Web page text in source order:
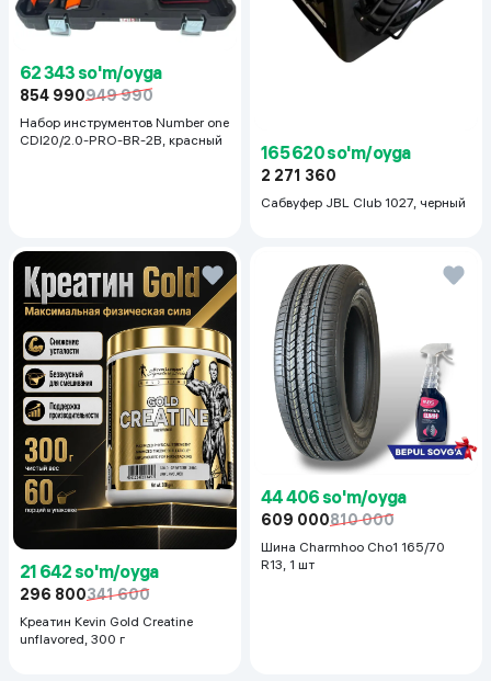
62 343 so'm/oyga
854 990949 990
Набор инструментов Number one
CDI20/2.0-PRO-BR-2B, красный
165 620 so'm/oyga
2 271 360
Сабвуфер JBL Club 1027, черный
21 642 so'm/oyga
296 800341 600
Креатин Kevin Gold Creatine
unflavored, 300 г
44 406 so'm/oyga
609 000810 000
Шина Charmhoo Cho1 165/70
R13, 1 шт